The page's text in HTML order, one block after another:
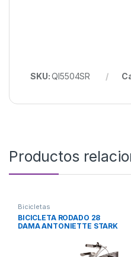
SKU:QI5504SR
Productos
Bicicletas
BICICLETA RODADO 28
DAMA ANTONIETTE STARK